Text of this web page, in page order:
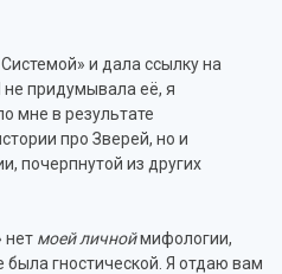
и дала ссылку на
придумывала её, я
мне в результате
про Зверей, но и
почерпнутой из других
нет моей личноймифологии,
была гностической. Я отдаю вам